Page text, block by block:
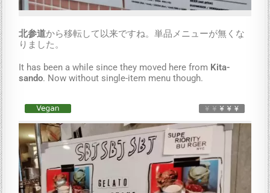
北参道から移転して以来ですね。単品メニューが無くな
りました。
It has been a while since they moved here from Kita-
sando. Now without single-item menu though.